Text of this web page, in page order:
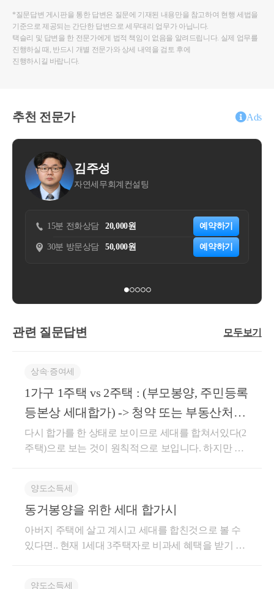
*질문답변 게시판을 통한 답변은 질문에 기재된 내용만을 참고하여 현행 세법을
기준으로 제공되는 간단한 답변으로 세무대리 업무가 아닙니다.
택슬리 및 답변을 한 전문가에게 법적 책임이 없음을 알려드립니다. 실제 업무를
진행하실 때, 반드시 개별 전문가와 상세 내역을 검토 후에
진행하시길 바랍니다.
추천 전문가 Ads
주성
세무회계컨설팅
20,000원 예약하기
50,000원 예약하기
15분 전화상담
30분 방문상담
관련 질문답변 모두보기
상속∙증여세
1가구 1주택 vs 2주택 : (부모봉양, 주민등록
등본상 세대합가) -> 청약 또는 부동산처분
시 주택수 산정
다시 합가를 한 상태로 보이므로 세대를 합쳐서있다(2
주택)으로 보는 것이 원칙적으로 보입니다. 하지만 경
영위하고 있다고 볼 수 있다면 한 주소에 거주하더라
도 각자 세대라 주장해 볼 수 있습니다. 걱정이 되신다
면 양도소득세는 양도일 기준으로 판단하기 때문에 아
드님의 주소지나 어머님의 주소지를 이전하여 세대분
로부터 매월 노령연금 xx만원씩 각 수령하고 청구인
양도소득세
동거봉양을 위한 세대 합가시
아버지 주택에 살고 계시고 세대를 합친것으로 볼 수
있다면.. 현재 1세대 3주택자로 비과세 혜택을 받기 힘
양도소득세